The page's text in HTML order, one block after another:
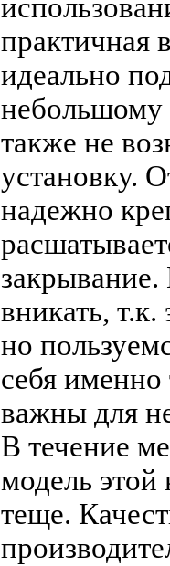
практичная
идеально
небольшому
также не
установку.
надежно
вникать,
но
себя
важны для
В течение
модель
теще.